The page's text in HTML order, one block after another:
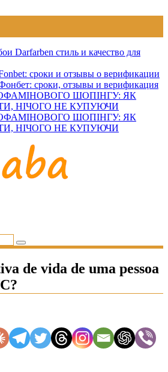
Darfarben стиль и качество для
сроки и отзывы о верификации
сроки, отзывы и верификация
ШОПІНГУ: ЯК
НІЧОГО НЕ КУПУЮЧИ
ШОПІНГУ: ЯК
НІЧОГО НЕ КУПУЮЧИ
de vida de uma pessoa